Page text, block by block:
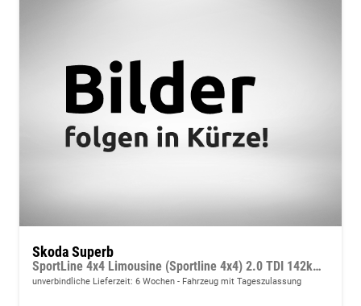
Skoda Superb
SportLine 4x4 Limousine (Sportline 4x4) 2.0 TDI 142kW (193 PS) 7-Gang DSG
unverbindliche Lieferzeit: 6 Wochen Fahrzeug mit Tageszulassung